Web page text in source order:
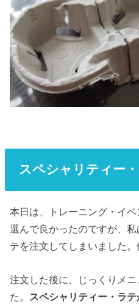
スペシャリティー
本日は、トレーニング・イ
選んで良かったのですが、
テを注文してしまいました。
注文した後に、じっくりメ
た。 スペシャリティー・ラ